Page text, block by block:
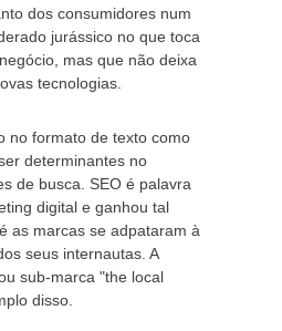
dos consumidores num
jurássico no que toca
mas que não deixa
tecnologias.
no formato de texto como
determinantes no
de busca. SEO é palavra
digital e ganhou tal
as marcas se adpataram à
seus internautas. A
sub-marca "the local
disso.